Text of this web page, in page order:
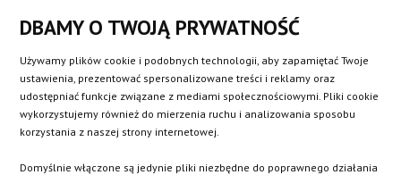
Jaguar
Jeep
Kia
Lancia
Land Rover
SsangYong
Subaru
Suzuki
Toyota
Volkswagen
DBAMY O TWOJĄ PRYWATNOŚĆ
Używamy plików cookie i podobnych technologii, aby zapamiętać Twoje
ustawienia, prezentować spersonalizowane treści i reklamy oraz
udostępniać funkcje związane z mediami społecznościowymi. Pliki cookie
wykorzystujemy również do mierzenia ruchu i analizowania sposobu
korzystania z naszej strony internetowej.
Domyślnie włączone są jedynie pliki niezbędne do poprawnego działania